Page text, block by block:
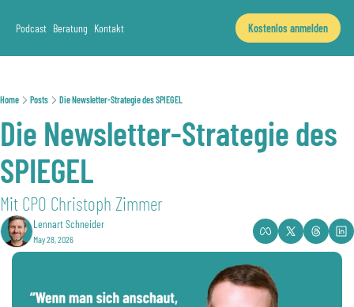
Podcast Beratung Kontakt Kostenlos anmelden
Home Posts Die Newsletter-Strategie des SPIEGEL
Die Newsletter-Strategie des
SPIEGEL
Mit CPO Christoph Zimmer
Lennart Schneider
May 28, 2026